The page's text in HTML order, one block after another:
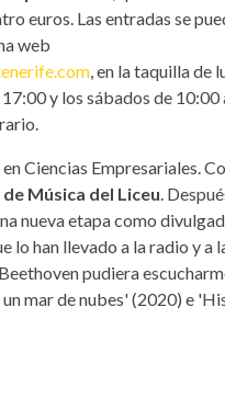
euros. Las entradas se
web
, en la taquilla de
y los sábados de 10:00
Ciencias Empresariales.
Música del Liceu .
nueva etapa como
lo han llevado a la radio y a
pudiera
mar de nubes' (2020) e